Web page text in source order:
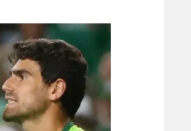
תקנון משתתפים וזוכים בפרסים
תקנון עבור פעילות אלקטרה
תקנון עבור פעילות ספורט 1 – "מרלן"